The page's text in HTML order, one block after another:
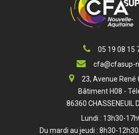
05 19 08 15
cfa@cfasup-
23, Avenue René
Bâtiment H08 -
86360 CHASSENEUIL
Lundi : 13h30-
Du mardi au jeudi : 8h30-